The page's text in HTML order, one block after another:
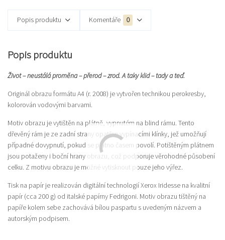
Popis produktu Komentáře 0
Popis produktu
Život – neustálá proměna – přerod – zrod. A taky klid – tady a teď.
Originál obrazu formátu A4 (r. 2008) je vytvořen technikou perokresby,
kolorován vodovými barvami.
Motiv obrazu je vytištěn na plátně, vypnutém na blind rámu. Tento
dřevěný rám je ze zadní strany opatřen vypínacími klínky, jež umožňují
případné dovypnutí, pokud se plátno časem povolí. Potištěným plátnem
jsou potaženy i boční hrany obrazu, což podporuje věrohodné působení
celku. Z motivu obrazu je možné vytisknout pouze jeho výřez.
Tisk na papír je realizován digitální technologií Xerox Iridesse na kvalitní
papír (cca 200 g) od italské papírny Fedrigoni. Motiv obrazu tištěný na
papíře kolem sebe zachovává bílou paspartu s uvedeným názvem a
autorským podpisem.